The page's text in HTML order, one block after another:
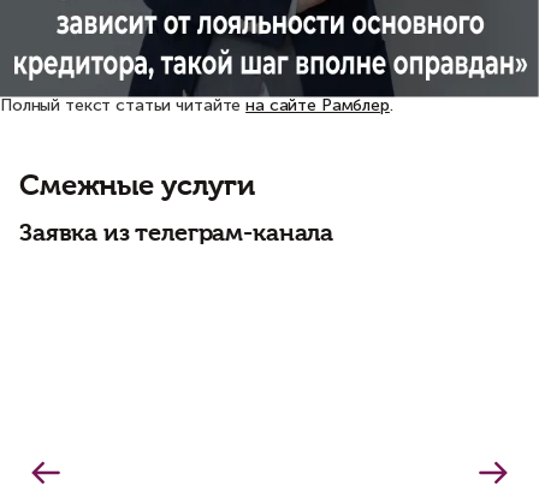
Полный текст статьи читайтена сайте Рамблер.
Смежные услуги
Заявка из телеграм-канала